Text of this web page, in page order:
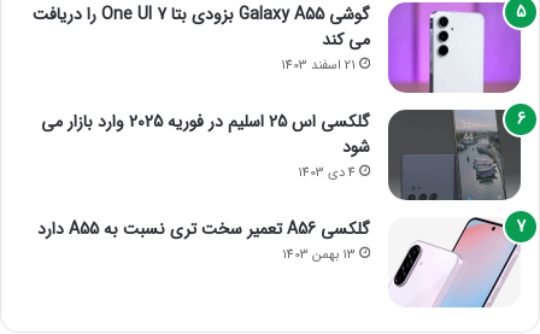
گوشی Galaxy A55 بزودی بتا One UI 7 را دریافت
می کند
21 اسفند 1403
گلکسی اس 25 اسلیم در فوریه 2025 وارد بازار می
شود
4 دی 1403
گلکسی A56 تعمیر سخت تری نسبت به A55 دارد
13 بهمن 1403